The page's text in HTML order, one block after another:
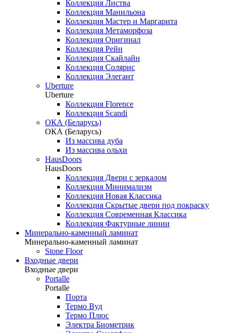
Коллекция Листва
Коллекция Манильона
Коллекция Мастер и Маргарита
Коллекция Метаморфоза
Коллекция Оригинал
Коллекция Рейн
Коллекция Скайлайн
Коллекция Солярис
Коллекция Элегант
Uberture
Uberture
Коллекция Florence
Коллекция Scandi
ОКА (Беларусь)
ОКА (Беларусь)
Из массива дуба
Из массива ольхи
HausDoors
HausDoors
Коллекция Двери с зеркалом
Коллекция Минимализм
Коллекция Новая Классика
Коллекция Скрытые двери под покраску
Коллекция Современная Классика
Коллекция Фактурные линии
Минерально-каменный ламинат
Минерально-каменный ламинат
Stone Floor
Входные двери
Входные двери
Portalle
Portalle
Порта
Термо Вуд
Термо Плюс
Электра Биометрик